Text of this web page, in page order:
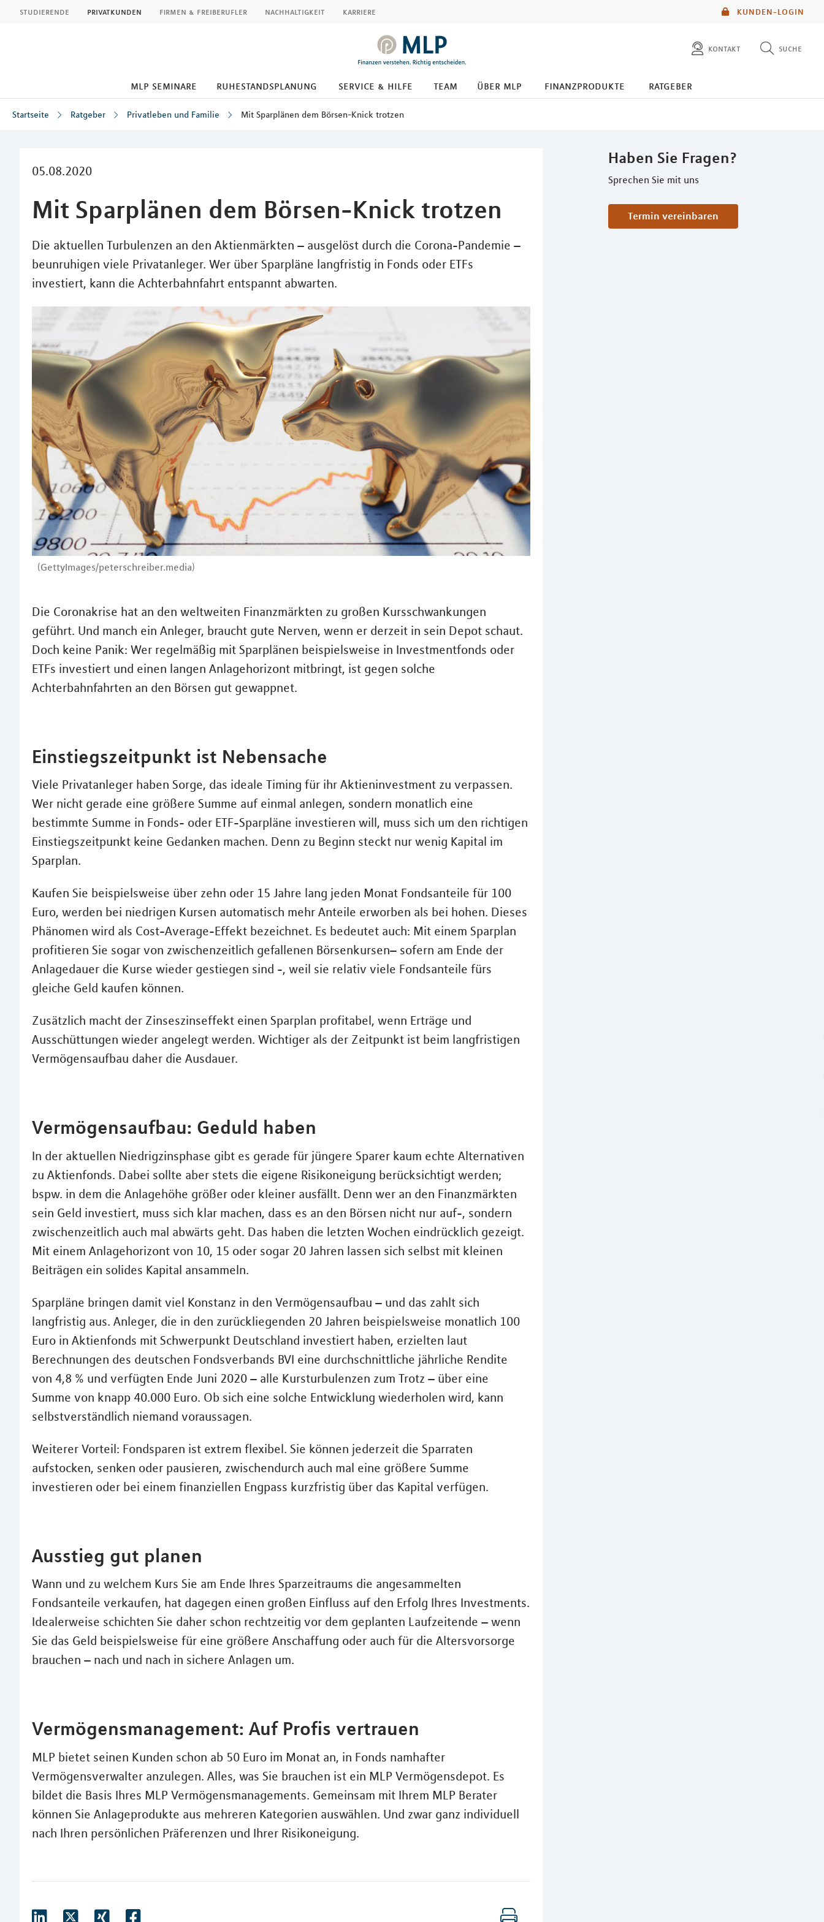
KUNDEN-LOGIN
studierende privatkunden firmen & freiberufler nachhaltigkeit karriere
kontakt suche
diese website durchsuchen
mlp seminare ruhestandsplanung service & hilfe team über mlp finanzprodukte ratgeber
Startseite Ratgeber Privatleben und Familie Mit Sparplänen dem Börsen-Knick trotzen
05.08.2020
Mit Sparplänen dem Börsen-Knick trotzen
Die aktuellen Turbulenzen an den Aktienmärkten – ausgelöst durch die Corona-Pandemie –
beunruhigen viele Privatanleger. Wer über Sparpläne langfristig in Fonds oder ETFs
investiert, kann die Achterbahnfahrt entspannt abwarten.
(GettyImages/peterschreiber.media)
Haben Sie Fragen?
Sprechen Sie mit uns
Termin vereinbaren
Die Coronakrise hat an den weltweiten Finanzmärkten zu großen Kursschwankungen
geführt. Und manch ein Anleger, braucht gute Nerven, wenn er derzeit in sein Depot schaut.
Doch keine Panik: Wer regelmäßig mit Sparplänen beispielsweise in Investmentfonds oder
ETFs investiert und einen langen Anlagehorizont mitbringt, ist gegen solche
Achterbahnfahrten an den Börsen gut gewappnet.
Einstiegszeitpunkt ist Nebensache
Viele Privatanleger haben Sorge, das ideale Timing für ihr Aktieninvestment zu verpassen.
Wer nicht gerade eine größere Summe auf einmal anlegen, sondern monatlich eine
bestimmte Summe in Fonds- oder ETF-Sparpläne investieren will, muss sich um den richtigen
Einstiegszeitpunkt keine Gedanken machen. Denn zu Beginn steckt nur wenig Kapital im
Sparplan.
Kaufen Sie beispielsweise über zehn oder 15 Jahre lang jeden Monat Fondsanteile für 100
Euro, werden bei niedrigen Kursen automatisch mehr Anteile erworben als bei hohen. Dieses
Phänomen wird als Cost-Average-Effekt bezeichnet. Es bedeutet auch: Mit einem Sparplan
profitieren Sie sogar von zwischenzeitlich gefallenen Börsenkursen– sofern am Ende der
Anlagedauer die Kurse wieder gestiegen sind -, weil sie relativ viele Fondsanteile fürs
gleiche Geld kaufen können.
Zusätzlich macht der Zinseszinseffekt einen Sparplan profitabel, wenn Erträge und
Ausschüttungen wieder angelegt werden. Wichtiger als der Zeitpunkt ist beim langfristigen
Vermögensaufbau daher die Ausdauer.
Vermögensaufbau: Geduld haben
In der aktuellen Niedrigzinsphase gibt es gerade für jüngere Sparer kaum echte Alternativen
zu Aktienfonds. Dabei sollte aber stets die eigene Risikoneigung berücksichtigt werden;
bspw. in dem die Anlagehöhe größer oder kleiner ausfällt. Denn wer an den Finanzmärkten
sein Geld investiert, muss sich klar machen, dass es an den Börsen nicht nur auf-, sondern
zwischenzeitlich auch mal abwärts geht. Das haben die letzten Wochen eindrücklich gezeigt.
Mit einem Anlagehorizont von 10, 15 oder sogar 20 Jahren lassen sich selbst mit kleinen
Beiträgen ein solides Kapital ansammeln.
Sparpläne bringen damit viel Konstanz in den Vermögensaufbau – und das zahlt sich
langfristig aus. Anleger, die in den zurückliegenden 20 Jahren beispielsweise monatlich 100
Euro in Aktienfonds mit Schwerpunkt Deutschland investiert haben, erzielten laut
Berechnungen des deutschen Fondsverbands BVI eine durchschnittliche jährliche Rendite
von 4,8 % und verfügten Ende Juni 2020 – alle Kursturbulenzen zum Trotz – über eine
Summe von knapp 40.000 Euro. Ob sich eine solche Entwicklung wiederholen wird, kann
selbstverständlich niemand voraussagen.
Weiterer Vorteil: Fondsparen ist extrem flexibel. Sie können jederzeit die Sparraten
aufstocken, senken oder pausieren, zwischendurch auch mal eine größere Summe
investieren oder bei einem finanziellen Engpass kurzfristig über das Kapital verfügen.
Ausstieg gut planen
Wann und zu welchem Kurs Sie am Ende Ihres Sparzeitraums die angesammelten
Fondsanteile verkaufen, hat dagegen einen großen Einfluss auf den Erfolg Ihres Investments.
Idealerweise schichten Sie daher schon rechtzeitig vor dem geplanten Laufzeitende – wenn
Sie das Geld beispielsweise für eine größere Anschaffung oder auch für die Altersvorsorge
brauchen – nach und nach in sichere Anlagen um.
Vermögensmanagement: Auf Profis vertrauen
MLP bietet seinen Kunden schon ab 50 Euro im Monat an, in Fonds namhafter
Vermögensverwalter anzulegen. Alles, was Sie brauchen ist ein MLP Vermögensdepot. Es
bildet die Basis Ihres MLP Vermögensmanagements. Gemeinsam mit Ihrem MLP Berater
können Sie Anlageprodukte aus mehreren Kategorien auswählen. Und zwar ganz individuell
nach Ihren persönlichen Präferenzen und Ihrer Risikoneigung.